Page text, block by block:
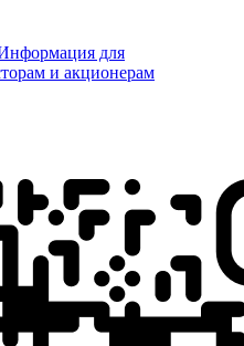
для
и акционерам